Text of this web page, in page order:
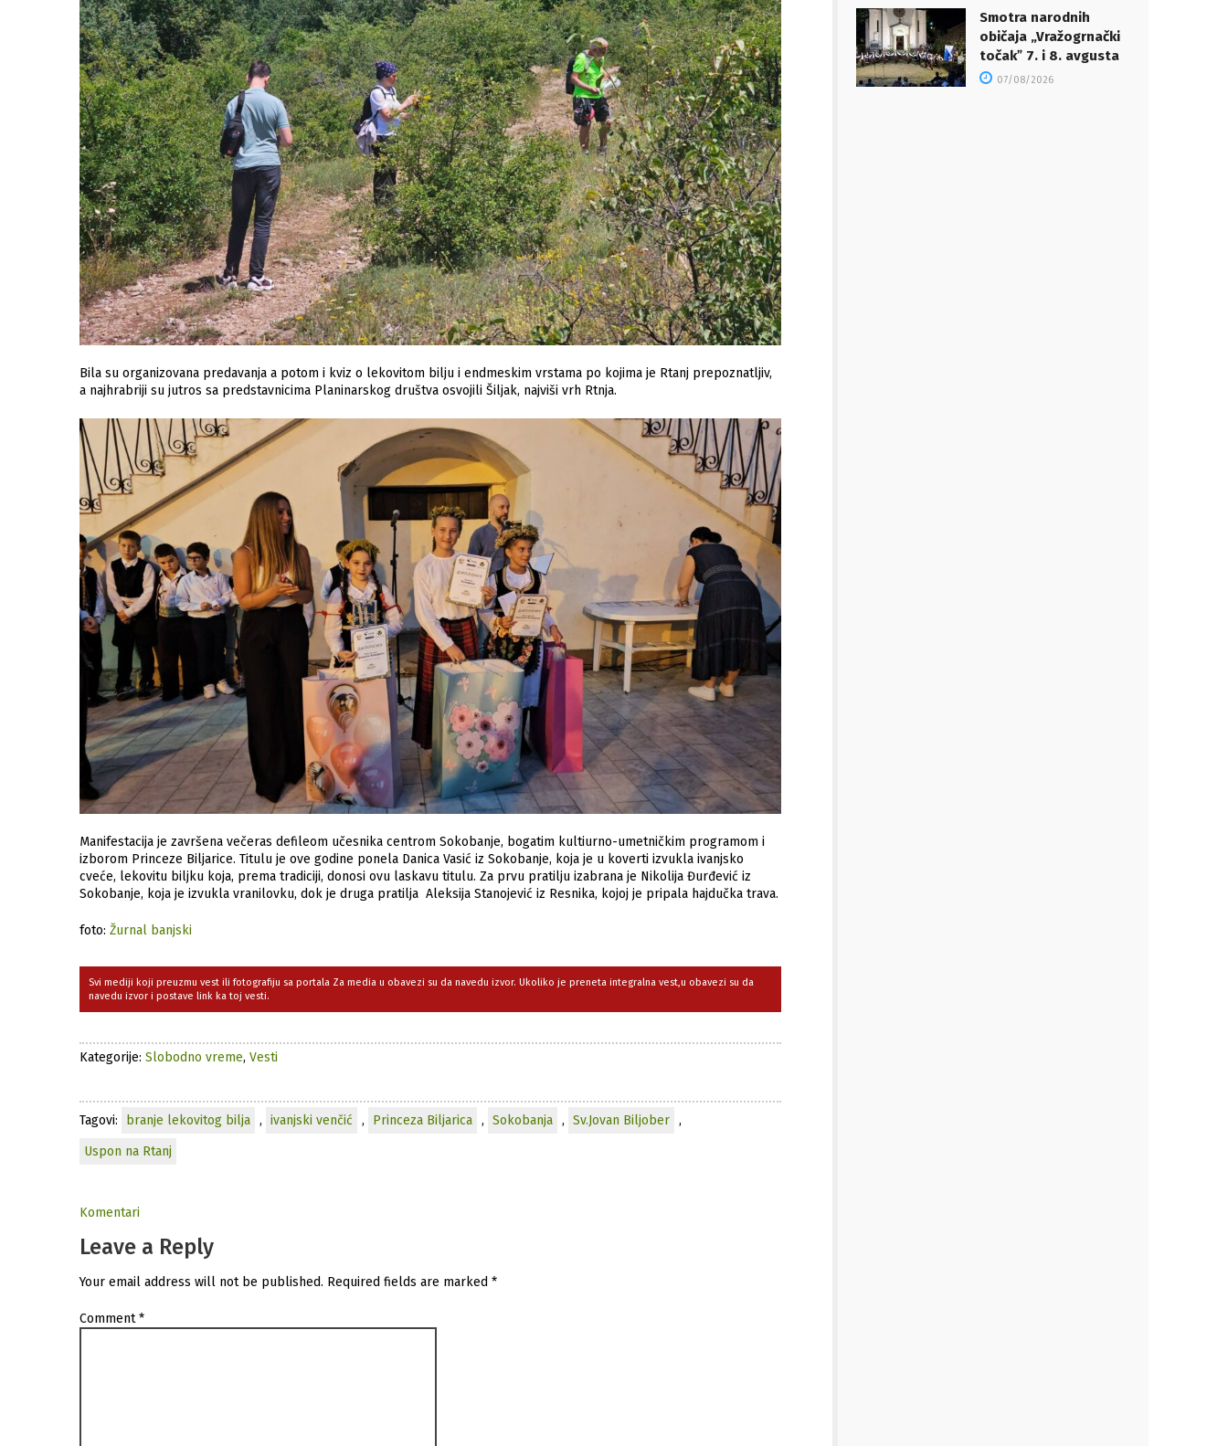
Bila su organizovana predavanja a potom i kviz o lekovitom bilju i endmeskim vrstama po kojima je Rtanj prepoznatljiv,
a najhrabriji su jutros sa predstavnicima Planinarskog društva osvojili Šiljak, najviši vrh Rtnja.
Manifestacija je završena večeras defileom učesnika centrom Sokobanje, bogatim kultiurno-umetničkim programom i
izborom Princeze Biljarice. Titulu je ove godine ponela Danica Vasić iz Sokobanje, koja je u koverti izvukla ivanjsko
cveće, lekovitu biljku koja, prema tradiciji, donosi ovu laskavu titulu. Za prvu pratilju izabrana je Nikolija Đurđević iz
Sokobanje, koja je izvukla vranilovku, dok je druga pratilja Aleksija Stanojević iz Resnika, kojoj je pripala hajdučka trava.
foto: Žurnal banjski
Svi mediji koji preuzmu vest ili fotografiju sa portala Za media u obavezi su da navedu izvor. Ukoliko je preneta integralna vest,u obavezi su da
navedu izvor i postave link ka toj vesti.
Kategorije: Slobodno vreme, Vesti
Tagovi: branje lekovitog bilja , ivanjski venčić , Princeza Biljarica , Sokobanja , Sv.Jovan Biljober ,
Uspon na Rtanj
Komentari
Leave a Reply
Your email address will not be published. Required fields are marked *
Comment*
Smotra narodnih
običaja „Vražogrnački
točakˮ 7. i 8. avgusta
07/08/2026